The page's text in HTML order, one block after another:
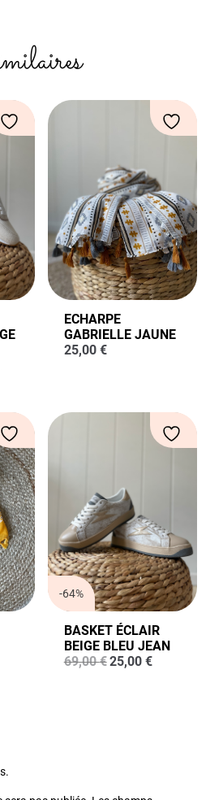
ECHARPE
GABRIELLE JAUNE
25,00 €
-64%
BASKET ÉCLAIR
BEIGE BLEU JEAN
69,00€Le
25,00 €Le